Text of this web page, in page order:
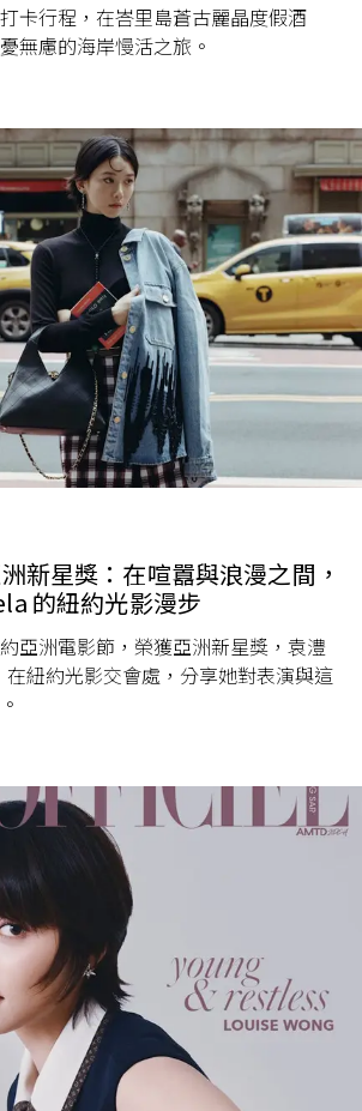
卡行程，在峇里島蒼古麗晶度假酒
無慮的海岸慢活之旅。
新星獎：在喧囂與浪漫之間，
的紐約光影漫步
亞洲電影節，榮獲亞洲新星獎，袁澧
在紐約光影交會處，分享她對表演與這